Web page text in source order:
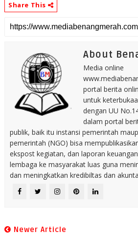
Share This
About
Media online
portal berita
untuk
dengan UU
dalam portal
publik, baik itu instansi pemerintah
pemerintah (NGO) bisa
ekspost kegiatan, dan laporan
lembaga ke masyarakat luas guna
dan meningkatkan kredibiltas dan
Newer Article